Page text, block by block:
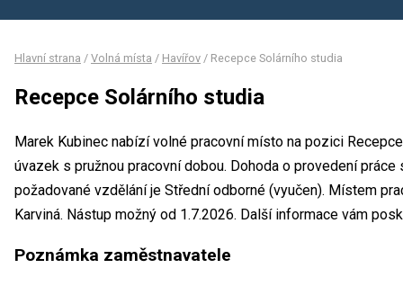
Hlavní strana / Volná místa / Havířov / Recepce Solárního studia
Recepce Solárního studia
Marek Kubinec nabízí volné pracovní místo na pozici
úvazek s pružnou pracovní dobou. Dohoda o provedení
požadované vzdělání je Střední odborné (vyučen). Místem
Karviná. Nástup možný od 1.7.2026. Další informace vám
Poznámka zaměstnavatele